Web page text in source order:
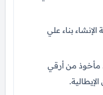
بناء علي
مأخوذ من أرقي